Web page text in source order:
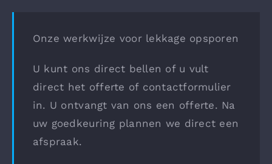
Onze werkwijze voor lekkage opsporen
U kunt ons direct bellen of u vult
direct het offerte of contactformulier
in. U ontvangt van ons een offerte. Na
uw goedkeuring plannen we direct een
afspraak.